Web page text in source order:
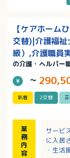
【ケアホーム
交替)|介護福
級）,介護職員
の介護・ヘルパー
～
新着 2交替
業
務
内
容
サービ
に入居
・生活